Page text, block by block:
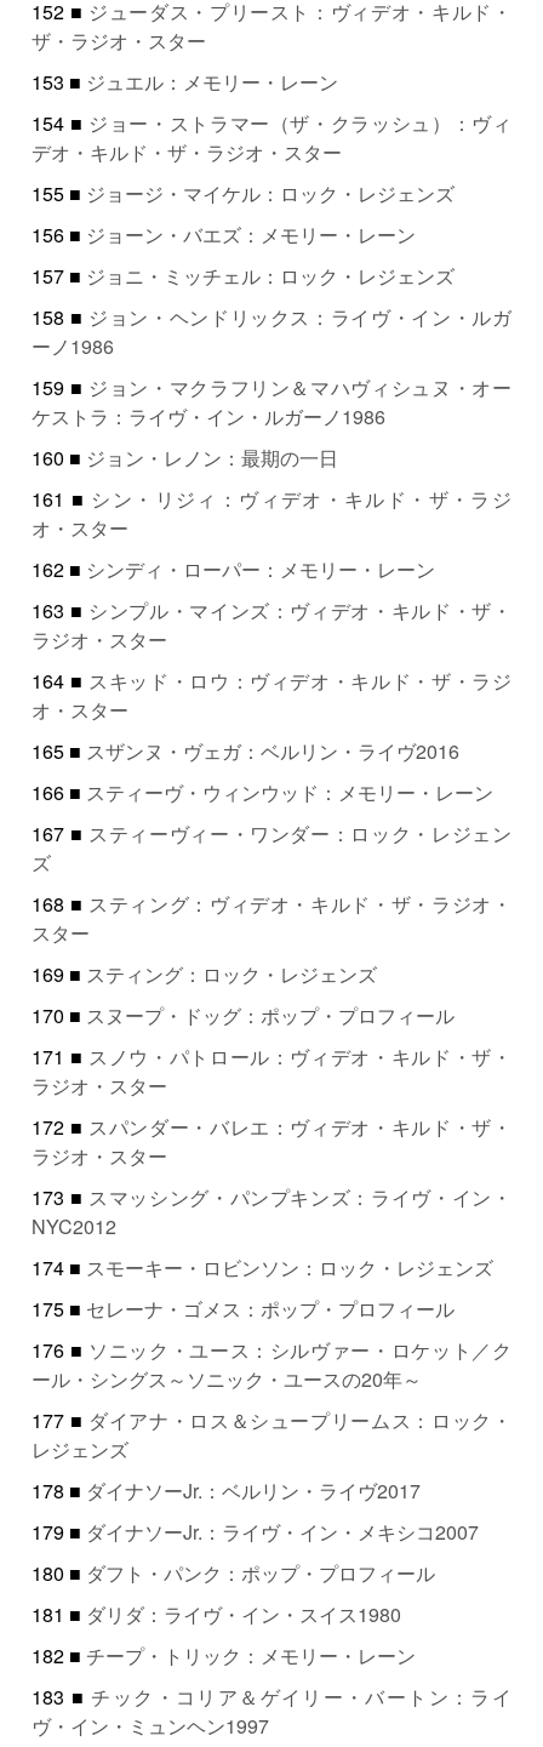
152 ■ ジューダス・プリースト：ヴィデオ・キルド・
ザ・ラジオ・スター
153 ■ ジュエル：メモリー・レーン
154 ■ ジョー・ストラマー（ザ・クラッシュ）：ヴィ
デオ・キルド・ザ・ラジオ・スター
155 ■ ジョージ・マイケル：ロック・レジェンズ
156 ■ ジョーン・バエズ：メモリー・レーン
157 ■ ジョニ・ミッチェル：ロック・レジェンズ
158 ■ ジョン・ヘンドリックス：ライヴ・イン・ルガ
ーノ1986
159 ■ ジョン・マクラフリン＆マハヴィシュヌ・オー
ケストラ：ライヴ・イン・ルガーノ1986
160 ■ ジョン・レノン：最期の一日
161 ■ シン・リジィ：ヴィデオ・キルド・ザ・ラジ
オ・スター
162 ■ シンディ・ローパー：メモリー・レーン
163 ■ シンプル・マインズ：ヴィデオ・キルド・ザ・
ラジオ・スター
164 ■ スキッド・ロウ：ヴィデオ・キルド・ザ・ラジ
オ・スター
165 ■ スザンヌ・ヴェガ：ベルリン・ライヴ2016
166 ■ スティーヴ・ウィンウッド：メモリー・レーン
167 ■ スティーヴィー・ワンダー：ロック・レジェン
ズ
168 ■ スティング：ヴィデオ・キルド・ザ・ラジオ・
スター
169 ■ スティング：ロック・レジェンズ
170 ■ スヌープ・ドッグ：ポップ・プロフィール
171 ■ スノウ・パトロール：ヴィデオ・キルド・ザ・
ラジオ・スター
172 ■ スパンダー・バレエ：ヴィデオ・キルド・ザ・
ラジオ・スター
173 ■ スマッシング・パンプキンズ：ライヴ・イン・
NYC2012
174 ■ スモーキー・ロビンソン：ロック・レジェンズ
175 ■ セレーナ・ゴメス：ポップ・プロフィール
176 ■ ソニック・ユース：シルヴァー・ロケット／ク
ール・シングス～ソニック・ユースの20年～
177 ■ ダイアナ・ロス＆シュープリームス：ロック・
レジェンズ
178 ■ ダイナソーJr.：ベルリン・ライヴ2017
179 ■ ダイナソーJr.：ライヴ・イン・メキシコ2007
180 ■ ダフト・パンク：ポップ・プロフィール
181 ■ ダリダ：ライヴ・イン・スイス1980
182 ■ チープ・トリック：メモリー・レーン
183 ■ チック・コリア＆ゲイリー・バートン：ライ
ヴ・イン・ミュンヘン1997